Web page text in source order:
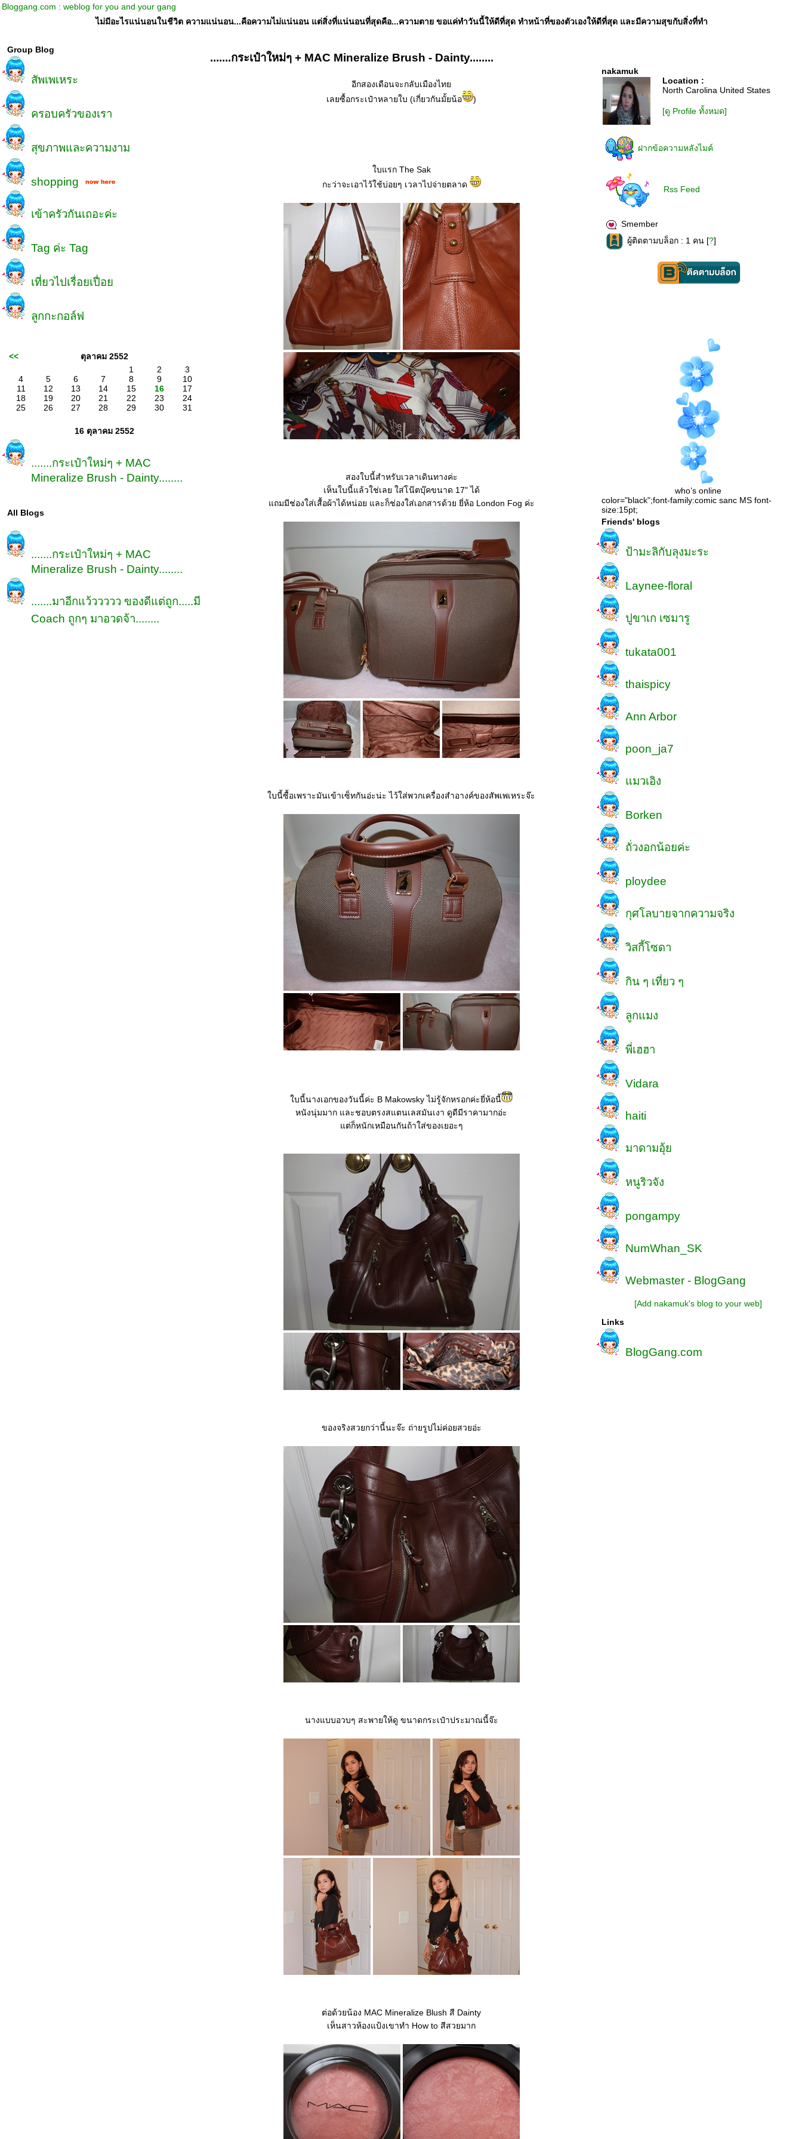
Bloggang.com : weblog for you and your gang
ไม่มีอะไรแน่นอนในชีวิต ความแน่นอน...คือความไม่แน่นอน แต่สิ่งที่แน่นอนที่สุดคือ...ความตาย ขอแค่ทำวันนี้ให้ดีที่สุด ทำหน้าที่ของตัวเองให้ดีที่สุด และมีความสุขกับสิ่งที่ทำ
Group Blog
สัพเพเหระ
ครอบครัวของเรา
สุขภาพและความงาม
shopping
เข้าครัวกันเถอะค่ะ
Tag ค่ะ Tag
เที่ยวไปเรื่อยเปื่อ
ลูกกะกอล์ฟ
<<
ตุลาคม 2552
1
2
3
4
5 6 7 8 9
10
11
12 13 14 15 16
17
18
19 20 21 22 23
24
25
26 27 28 29 30 31
16 ตุลาคม 2552
.......กระเป๋าใหม่ๆ + MAC
Mineralize Brush - Dainty........
All Blogs
.......กระเป๋าใหม่ๆ + MAC
Mineralize Brush - Dainty........
.......มาอีกแว้ววววว ของดีแต่ถูก.....มี
Coach ถูกๆ มาอวดจ้า........
.......กระเป๋าใหม่ๆ + MAC Mineralize Brush - Dainty........
อีกสองเดือนจะกลับเมืองไท
เลยซื้อกระเป๋าหลายใบ (เกี่ยวกันมั้ยน้อ
)
บแรก The Sak
กะว่าจะเอาไว้ใช้บ่อยๆ เวลาไปจ่ายตลาด
สองใบนี้สำหรับเวลาเดินทางค่ะ
เห็นใบนี้แล้วใช่เลย ใส่โน๊ตบุ๊คขนาด 17" ได้
ถมมีช่องใส่เสื้อผ้าได้หน่อย และก็ช่องใส่เอกสารด้วย ยี่ห้อ London Fog ค่ะ
บนี้ซื้อเพราะมันเข้าเซ็ทกันอ่ะน่ะ ไว้ใส่พวกเครื่องสำอางค์ของสัพเพเหระจ๊ะ
บนี้นางเอกของวันนี้ค่ะ B Makowsky ไม่รู้จักหรอกค่ะยี่ห้อนี้
หนังนุ่มมาก และชอบตรงสแตนเลสมันเงา ดูดีมีราคามากอ่ะ
ต่ก็หนักเหมือนกันถ้าใส่ของเยอะๆ
ของจริงสวยกว่านี้นะจ๊ะ ถ่ายรูปไม่ค่อยสวยอ่ะ
นางแบบอวบๆ สะพายให้ดู ขนาดกระเป๋าประมาณนี้จ๊ะ
ต่อด้วยน้อง MAC Mineralize Blush สี Dainty
เห็นสาวห้องแป้งเขาทำ How to สีสวยมาก
nakamuk
Location :
North Carolina United States
[ดู Profile ทั้งหมด]
ฝากข้อความหลังไมค์
Rss Feed
Smember
ผู้ติดตามบล็อก : 1 คน [?]
who’s online
color="black";font-family:comic sanc MS font-
size:15pt;
Friends' blogs
ป้ามะลิกับลุงมะระ
Laynee-floral
ปูขาเก เซมารู
tukata001
thaispicy
Ann Arbor
poon_ja7
มวเอิง
Borken
ถั่วงอกน้อยค่ะ
ploydee
กุศโลบายจากความจริง
วิสกี้โซดา
กิน ๆ เที่ยว ๆ
ลูกแมง
พี่เฮฮา
Vidara
haiti
มาดามอุ้
หนูริวจัง
pongampy
NumWhan_SK
Webmaster - BlogGang
[Add nakamuk's blog to your web]
Links
BlogGang.com